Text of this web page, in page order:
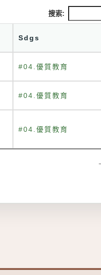
搜索:
Sdgs
#04.優質教育
#04.優質教育
#04.優質教育